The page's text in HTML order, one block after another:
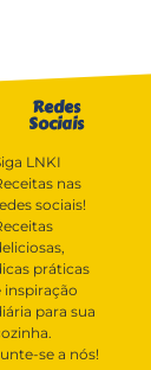
Redes
Sociais
LNKI
nas
sociais!
práticas
inspiração
para sua
se a nós!